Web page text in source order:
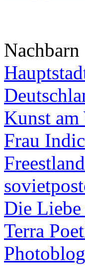
Nachbarn
Kunst am
Frau
Freestland
Die
Terra